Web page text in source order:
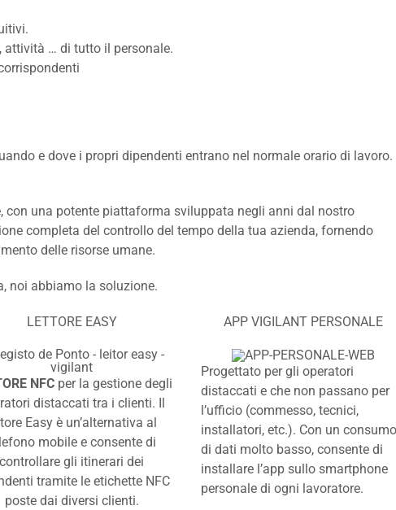
attività … di tutto il personale.
e dove i propri dipendenti entrano nel normale orario di lavoro.
una potente piattaforma sviluppata negli anni dal nostro
completa del controllo del tempo della tua azienda, fornendo
delle risorse umane.
noi abbiamo la soluzione.
LETTORE EASY
NFCper la gestione degli
distaccati tra i clienti. Il
Easy è un’alternativa al
mobile e consente di
controllare gli itinerari dei
tramite le etichette NFC
poste dai diversi clienti.
APP VIGILANT PERSONALE
Progettato per gli operatori
distaccati e che non passano per
l’ufficio (commesso, tecnici,
installatori, etc.). Con un
di dati molto basso, consente di
installare l’app sullo smartphone
personale di ogni lavoratore.